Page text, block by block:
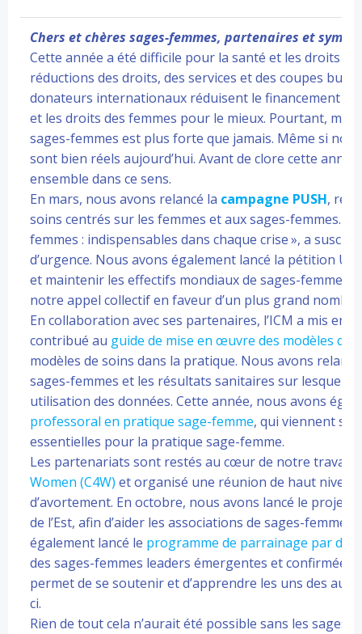
Chers et chères sages-femmes, partenaires et
Cette année a été difficile pour la santé et les droits
réductions des droits, des services et des coupes
donateurs internationaux réduisent le financement
et les droits des femmes pour le mieux. Pourtant,
sages-femmes est plus forte que jamais. Même si
sont bien réels aujourd’hui. Avant de clore cette
ensemble dans ce sens.
En mars, nous avons relancé la campagne PUSH,
soins centrés sur les femmes et aux sages-femmes. La
femmes : indispensables dans chaque crise », a
d’urgence. Nous avons également lancé la pétition
et maintenir les effectifs mondiaux de sages-
notre appel collectif en faveur d’un plus grand
En collaboration avec ses partenaires, l’ICM a mis en
contribué au guide de mise en œuvre des modèles de
modèles de soins dans la pratique. Nous avons
sages-femmes et les résultats sanitaires sur lesquels
utilisation des données. Cette année, nous avons
professoral en pratique sage-femme, qui viennent
essentielles pour la pratique sage-femme.
Les partenariats sont restés au cœur de notre travail.
Women (C4W) et organisé une réunion de haut
d’avortement. En octobre, nous avons lancé le projet
de l’Est, afin d’aider les associations de sages-
également lancé le programme de parrainage par des
des sages-femmes leaders émergentes et
permet de se soutenir et d’apprendre les uns des
ci.
Rien de tout cela n’aurait été possible sans les